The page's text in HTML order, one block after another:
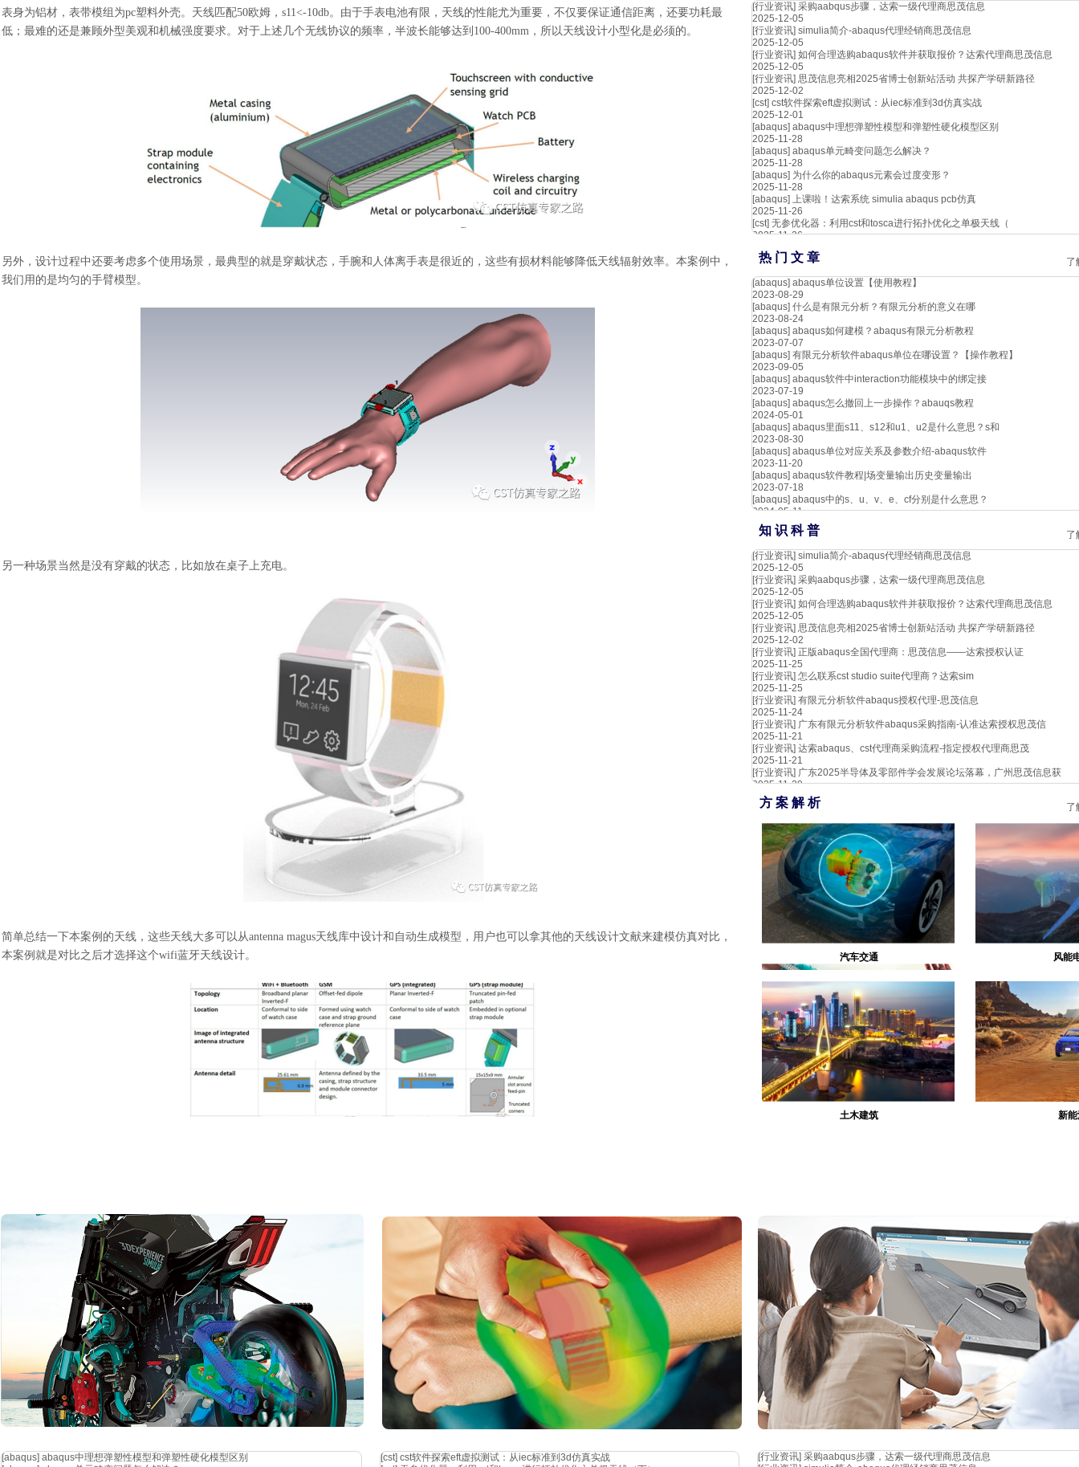
表身为铝材，表带模组为pc塑料外壳。天线匹配50欧姆，s11<-10db。由于手表电池有限，天线的性能尤为重要，不仅要保证通信距离，还要功耗最
低；最难的还是兼顾外型美观和机械强度要求。对于上述几个无线协议的频率，半波长能够达到100-400mm，所以天线设计小型化是必须的。
另外，设计过程中还要考虑多个使用场景，最典型的就是穿戴状态，手腕和人体离手表是很近的，这些有损材料能够降低天线辐射效率。本案例中，
我们用的是均匀的手臂模型。
另一种场景当然是没有穿戴的状态，比如放在桌子上充电。
简单总结一下本案例的天线，这些天线大多可以从antenna magus天线库中设计和自动生成模型，用户也可以拿其他的天线设计文献来建模仿真对比，
本案例就是对比之后才选择这个wifi蓝牙天线设计。
wifi和蓝牙在两种情况下s11都满足要求；铝外壳对天线性能有影响，手表电池和触屏占据大量空间，所以天线设计空间有限。所以，本案例使用介质
代替部分铝，在侧面为天线开窗：
[行业资讯] 采购aabqus步骤，达索一级代理商思茂信息
2025-12-05
[行业资讯] simulia简介-abaqus代理经销商思茂信息
2025-12-05
[行业资讯] 如何合理选购abaqus软件并获取报价？达索代理商思茂信息
2025-12-05
[行业资讯] 思茂信息亮相2025省博士创新站活动 共探产学研新路径
2025-12-02
[cst] cst软件探索eft虚拟测试：从iec标准到3d仿真实战
2025-12-01
[abaqus] abaqus中理想弹塑性模型和弹塑性硬化模型区别
2025-11-28
[abaqus] abaqus单元畸变问题怎么解决？
2025-11-28
[abaqus] 为什么你的abaqus元素会过度变形？
2025-11-28
[abaqus] 上课啦！达索系统 simulia abaqus pcb仿真
2025-11-26
[cst] 无参优化器：利用cst和tosca进行拓扑优化之单极天线（
2025-11-26
热 门 文 章
了
[abaqus] abaqus单位设置【使用教程】
2023-08-29
[abaqus] 什么是有限元分析？有限元分析的意义在哪
2023-08-24
[abaqus] abaqus如何建模？abaqus有限元分析教程
2023-07-07
[abaqus] 有限元分析软件abaqus单位在哪设置？【操作教程】
2023-09-05
[abaqus] abaqus软件中interaction功能模块中的绑定接
2023-07-19
[abaqus] abaqus怎么撤回上一步操作？abauqs教程
2024-05-01
[abaqus] abaqus里面s11、s12和u1、u2是什么意思？s和
2023-08-30
[abaqus] abaqus单位对应关系及参数介绍-abaqus软件
2023-11-20
[abaqus] abaqus软件教程|场变量输出历史变量输出
2023-07-18
[abaqus] abaqus中的s、u、v、e、cf分别是什么意思？
2024-05-11
知 识 科 普
了
[行业资讯] simulia简介-abaqus代理经销商思茂信息
2025-12-05
[行业资讯] 采购aabqus步骤，达索一级代理商思茂信息
2025-12-05
[行业资讯] 如何合理选购abaqus软件并获取报价？达索代理商思茂信息
2025-12-05
[行业资讯] 思茂信息亮相2025省博士创新站活动 共探产学研新路径
2025-12-02
[行业资讯] 正版abaqus全国代理商：思茂信息——达索授权认证
2025-11-25
[行业资讯] 怎么联系cst studio suite代理商？达索sim
2025-11-25
[行业资讯] 有限元分析软件abaqus授权代理-思茂信息
2025-11-24
[行业资讯] 广东有限元分析软件abaqus采购指南-认准达索授权思茂信
2025-11-21
[行业资讯] 达索abaqus、cst代理商采购流程-指定授权代理商思茂
2025-11-21
[行业资讯] 广东2025半导体及零部件学会发展论坛落幕，广州思茂信息获
2025-11-20
方 案 解 析 了
汽车交通 风能
生物医疗
土木建筑
新
[行业资讯] 采购aabqus步骤，达索一级代理商思茂信息
[abaqus] abaqus中理想弹塑性模型和弹塑性硬化模型区别
[cst] cst软件探索eft虚拟测试：从iec标准到3d仿真实战